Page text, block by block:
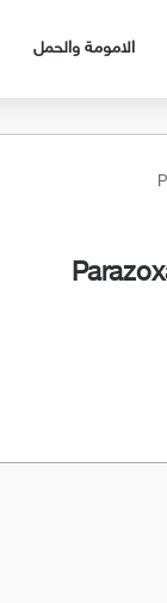
الامومة والحمل